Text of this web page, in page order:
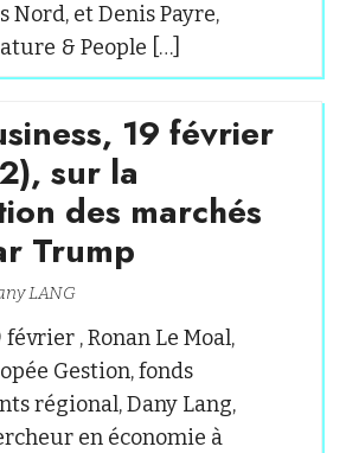
Nord, et Denis Payre,
& People […]
19 février
sur la
des marchés
Trump
LANG
, Ronan Le Moal,
Gestion, fonds
régional, Dany Lang,
en économie à